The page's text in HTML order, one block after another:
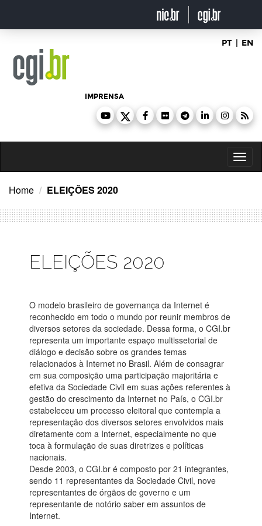
o
PT | EN
IMPRENSA
Home ELEIÇÕES 2020
ELEIÇÕES 2020
O modelo brasileiro de governança da Internet é
reconhecido em todo o mundo por reunir membros de
diversos setores da sociedade. Dessa forma, o CGI.br
representa um importante espaço multissetorial de
diálogo e decisão sobre os grandes temas
relacionados à Internet no Brasil. Além de consagrar
em sua composição uma participação majoritária e
efetiva da Sociedade Civil em suas ações referentes à
gestão do crescimento da Internet no País, o CGI.br
estabeleceu um processo eleitoral que contempla a
representação dos diversos setores envolvidos mais
diretamente com a Internet, especialmente no que
toca à formulação de suas diretrizes e políticas
nacionais.
Desde 2003, o CGI.br é composto por 21 integrantes,
sendo 11 representantes da Sociedade Civil, nove
representantes de órgãos de governo e um
representante de notório saber em assuntos de
Internet.